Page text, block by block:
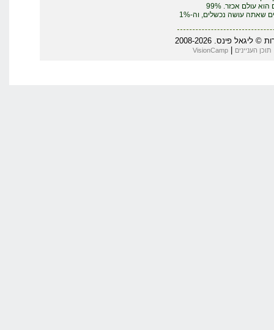
העסקים הוא עולם אכזר. 99%
מהדברים שאתה עושה נכשלים, וה-1%
פינס. 2008-2026
העניינים|
VisionCamp